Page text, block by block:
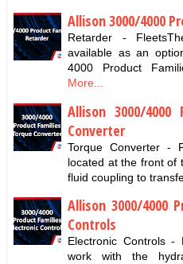
Allison 3000/4000
Retarder -
available as an
4000 Product
More...
Allison 3000/
Converter
Torque Converter -
located at the front of
fluid coupling to
Allison 3000/4000
Controls
Electronic Controls -
work with the